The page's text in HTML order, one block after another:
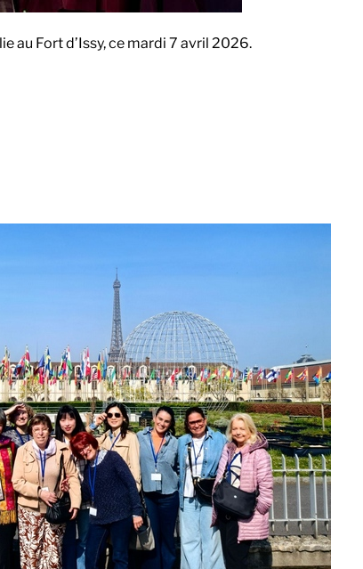
au Fort d’Issy, ce mardi 7 avril 2026.